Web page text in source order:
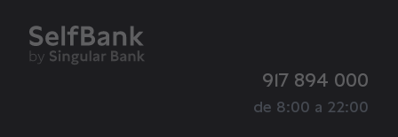
917 894 000
de 8:00 a 22:00